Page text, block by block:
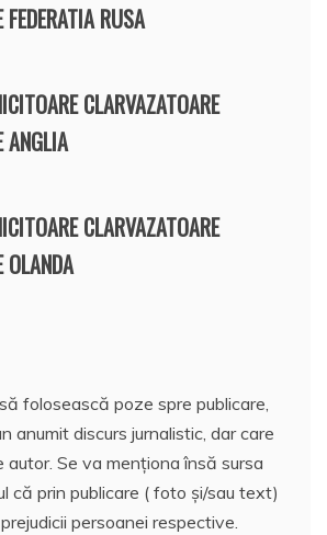
RUSA
CLARVAZATOARE
ANGLIA
CLARVAZATOARE
OLANDA
folosească poze spre publicare,
anumit discurs jurnalistic, dar care
autor. Se va menționa însă sursa
că prin publicare ( foto și/sau text)
persoanei respective.